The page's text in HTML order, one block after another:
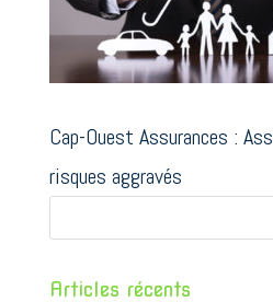
Cap-Ouest Assurances :
risques aggravés
Articles récents